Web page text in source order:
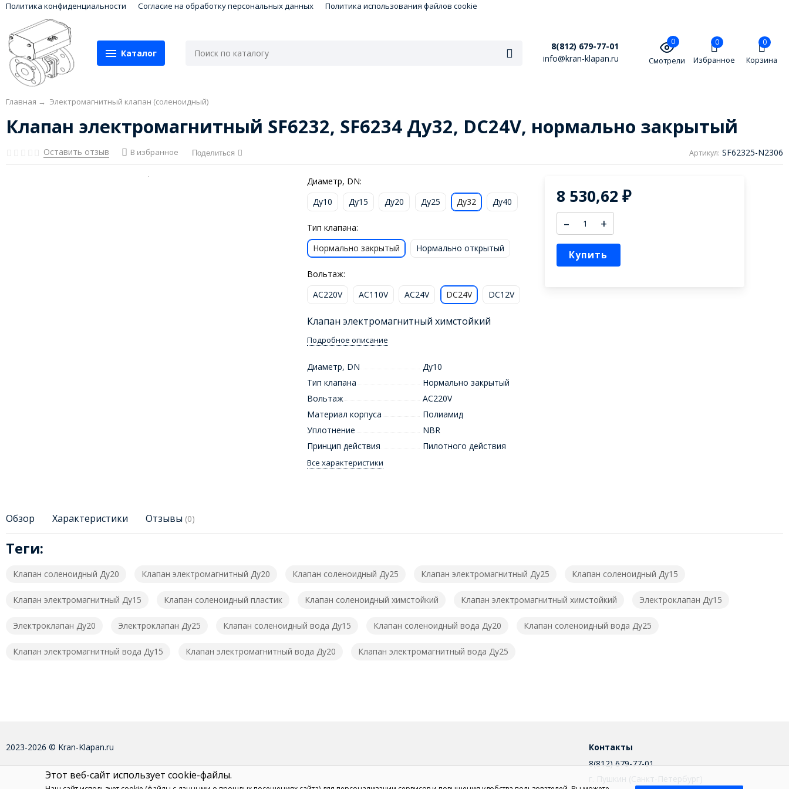
Политика конфиденциальности Согласие на обработку персональных данных Политика использования файлов cookie
Каталог
8(812) 679-77-01
info@kran-klapan.ru
0
Смотрели
0
Избранное
0
Корзина
Главная → Электромагнитный клапан (соленоидный)
Клапан электромагнитный SF6232, SF6234 Ду32, DC24V, нормально закрытый
Оставить отзыв В избранное Поделиться Артикул: SF62325-N2306
Диаметр, DN:
Ду10
Ду15 Ду20 Ду25 Ду32 Ду40
Тип клапана:
Нормально закрытый
Нормально открытый
Вольтаж:
AC220V
AC110V AC24V DC24V DC12V
Клапан электромагнитный химстойкий
Подробное описание
Диаметр, DN
Ду10
Тип клапана
Нормально закрытый
Вольтаж
AC220V
Материал корпуса
Полиамид
Уплотнение
NBR
Принцип действия
Пилотного действия
Все характеристики
8 530,62 ₽
– +
Купить
Обзор Характеристики Отзывы (0)
Теги:
Клапан соленоидный Ду20 Клапан электромагнитный Ду20 Клапан соленоидный Ду25 Клапан электромагнитный Ду25 Клапан соленоидный Ду15
Клапан электромагнитный Ду15 Клапан соленоидный пластик Клапан соленоидный химстойкий Клапан электромагнитный химстойкий Электроклапан Ду15
Электроклапан Ду20 Электроклапан Ду25 Клапан соленоидный вода Ду15 Клапан соленоидный вода Ду20 Клапан соленоидный вода Ду25
Клапан электромагнитный вода Ду15 Клапан электромагнитный вода Ду20 Клапан электромагнитный вода Ду25
2023-2026 © Kran-Klapan.ru
Этот веб-сайт использует cookie-файлы.
Контакты
8(812) 679-77-01
г. Пушкин (Санкт-Петербург)